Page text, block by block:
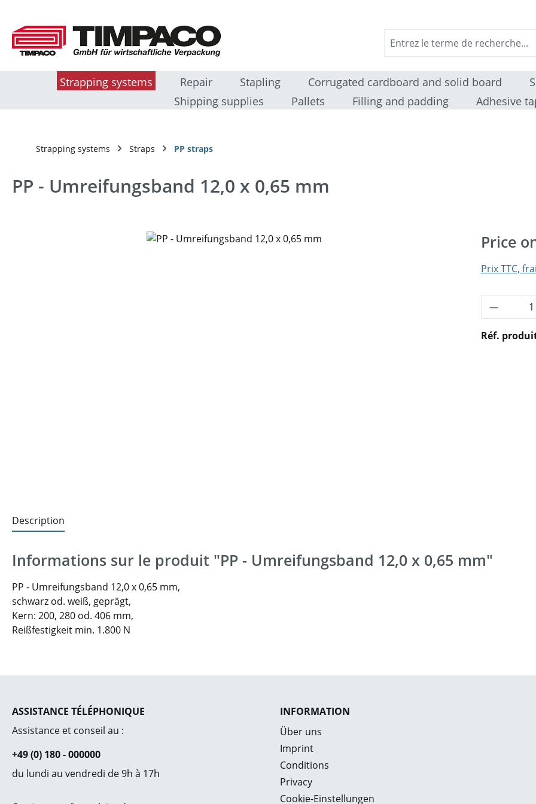
Strapping systems Repair Stapling Corrugated cardboard and solid board
Shipping supplies
Pallets Filling and padding Adhesive
Strapping systems Straps PP straps
PP - Umreifungsband 12,0 x 0,65 mm
Price
Prix TTC,
Réf.
Description
Informations sur le produit "PP - Umreifungsband 12,0 x 0,65 mm"
PP - Umreifungsband 12,0 x 0,65 mm,
schwarz od. weiß, geprägt,
Kern: 200, 280 od. 406 mm,
Reißfestigkeit min. 1.800 N
ASSISTANCE TÉLÉPHONIQUE
Assistance et conseil au :
+49 (0) 180 - 000000
du lundi au vendredi de 9h à 17h
INFORMATION
Über uns
Imprint
Conditions
Privacy
Cookie-Einstellungen